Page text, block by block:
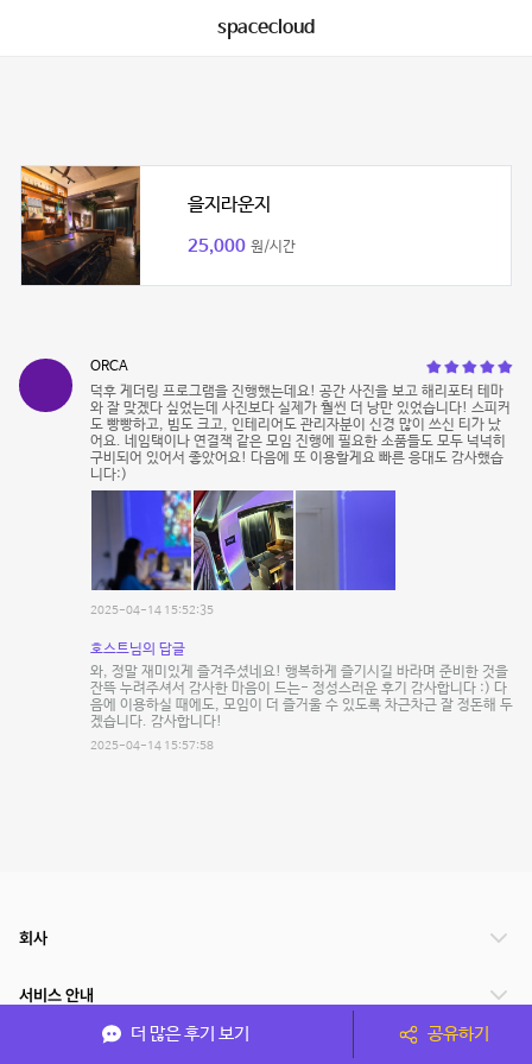
spacecloud
을지라운지
25,000 원/시간
ORCA
덕후 게더링 프로그램을 진행했는데요! 공간 사진을 보고 해리포터 테마
와 잘 맞겠다 싶었는데 사진보다 실제가 훨씬 더 낭만 있었습니다! 스피커
도 빵빵하고, 빔도 크고, 인테리어도 관리자분이 신경 많이 쓰신 티가 났
어요. 네임택이나 연결잭 같은 모임 진행에 필요한 소품들도 모두 넉넉히
구비되어 있어서 좋았어요! 다음에 또 이용할게요 빠른 응대도 감사했습
니다:)
2025-04-14 15:52:35
호스트님의 답글
와, 정말 재미있게 즐겨주셨네요! 행복하게 즐기시길 바라며 준비한 것을
잔뜩 누려주셔서 감사한 마음이 드는- 정성스러운 후기 감사합니다 :) 다
음에 이용하실 때에도, 모임이 더 즐거울 수 있도록 차근차근 잘 정돈해 두
겠습니다. 감사합니다!
2025-04-14 15:57:58
더 많은 후기 보기 공유하기
회사
서비스 안내